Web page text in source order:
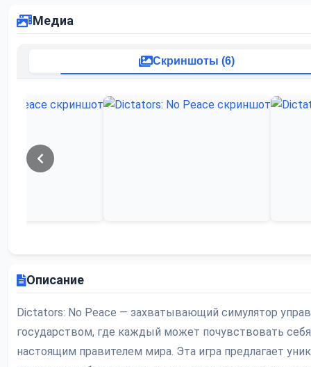
Медиа
Скриншоты (6)
Описание
Dictators: No Peace — захватывающий симулятор
государством, где каждый может почувствовать себя
настоящим правителем мира. Эта игра предлагает